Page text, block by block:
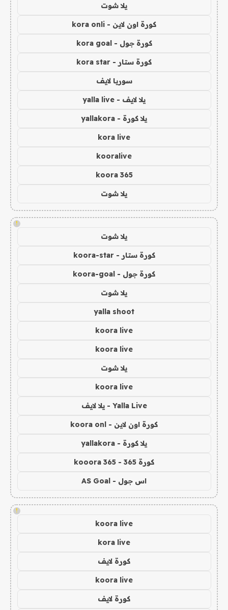
يلا شوت
كورة اون لاين - kora onli
كورة جول - kora goal
كورة ستار - kora star
سوريا لايف
يلا لايف - yalla live
يلا كورة - yallakora
kora live
kooralive
koora 365
يلا شوت
!
يلا شوت
كورة ستار - koora-star
كورة جول - koora-goal
يلا شوت
yalla shoot
koora live
koora live
يلا شوت
koora live
Yalla Live - يلا لايف
كورة اون لاين - koora onl
يلا كورة - yallakora
كورة 365 - kooora 365
اس جول - AS Goal
!
koora live
kora live
كورة لايف
koora live
كورة لايف